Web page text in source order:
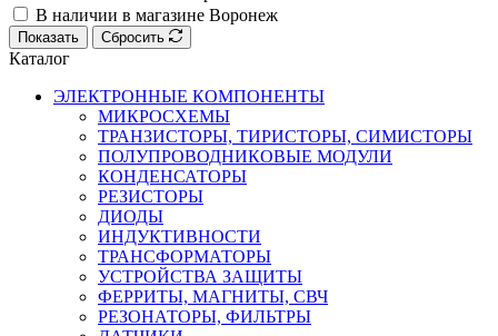
В наличии в магазине Воронеж
Показать Сбросить
Каталог
ЭЛЕКТРОННЫЕ КОМПОНЕНТЫ
МИКРОСХЕМЫ
ТРАНЗИСТОРЫ, ТИРИСТОРЫ, СИМИСТОРЫ
ПОЛУПРОВОДНИКОВЫЕ МОДУЛИ
КОНДЕНСАТОРЫ
РЕЗИСТОРЫ
ДИОДЫ
ИНДУКТИВНОСТИ
ТРАНСФОРМАТОРЫ
УСТРОЙСТВА ЗАЩИТЫ
ФЕРРИТЫ, МАГНИТЫ, СВЧ
РЕЗОНАТОРЫ, ФИЛЬТРЫ